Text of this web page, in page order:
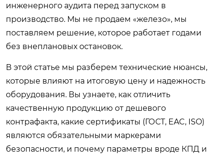
инженерного аудита перед запуском в
производство. Мы не продаем «железо», мы
поставляем решение, которое работает годами
без внеплановых остановок.
В этой статье мы разберем технические нюансы,
которые влияют на итоговую цену и надежность
оборудования. Вы узнаете, как отличить
качественную продукцию от дешевого
контрафакта, какие сертификаты (ГОСТ, EAC, ISO)
являются обязательными маркерами
безопасности, и почему параметры вроде КПД и